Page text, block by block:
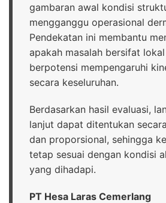
gambaran awal kondisi
mengganggu operasional
Pendekatan ini membantu
apakah masalah bersifat
berpotensi mempengaruhi
secara keseluruhan.
Berdasarkan hasil evaluasi,
lanjut dapat ditentukan
dan proporsional, sehingga
tetap sesuai dengan kondisi
yang dihadapi.
PT Hesa Laras Cemerlang